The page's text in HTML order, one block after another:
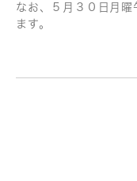
なお、５月３０日月
ます。